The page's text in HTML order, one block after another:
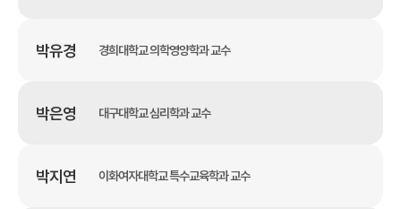
박유경 경희대학교 의학영양학과 교수
박은영 대구대학교 심리학과 교수
박지연 이화여자대학교 특수교육학과 교수